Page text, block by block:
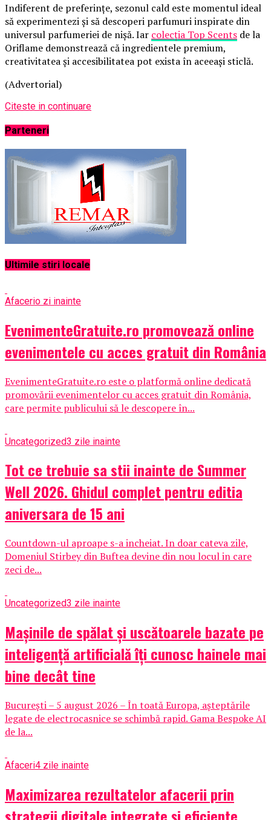
Indiferent de preferințe, sezonul cald este momentul ideal
să experimentezi și să descoperi parfumuri inspirate din
universul parfumeriei de nișă. Iar colecția Top Scents de la
Oriflame demonstrează că ingredientele premium,
creativitatea și accesibilitatea pot exista în aceeași sticlă.
(Advertorial)
Citeste in continuare
Parteneri
Ultimile stiri locale
Afacerio zi inainte
EvenimenteGratuite.ro promovează online
evenimentele cu acces gratuit din România
EvenimenteGratuite.ro este o platformă online dedicată
promovării evenimentelor cu acces gratuit din România,
care permite publicului să le descopere în...
Uncategorized3 zile inainte
Tot ce trebuie sa stii inainte de Summer
Well 2026. Ghidul complet pentru editia
aniversara de 15 ani
Countdown-ul aproape s-a incheiat. In doar cateva zile,
Domeniul Stirbey din Buftea devine din nou locul in care
zeci de...
Uncategorized3 zile inainte
Mașinile de spălat și uscătoarele bazate pe
inteligență artificială îți cunosc hainele mai
bine decât tine
București – 5 august 2026 – În toată Europa, așteptările
legate de electrocasnice se schimbă rapid. Gama Bespoke AI
de la...
Afaceri4 zile inainte
Maximizarea rezultatelor afacerii prin